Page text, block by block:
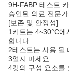
9H-FABP 테스트
승인된 의료 전문
[보존 및 안정성]
1키트는 4~30°C
합니다.
2테스트는 사용 될
3얼지 마세요.
4킷의 구성 요소를